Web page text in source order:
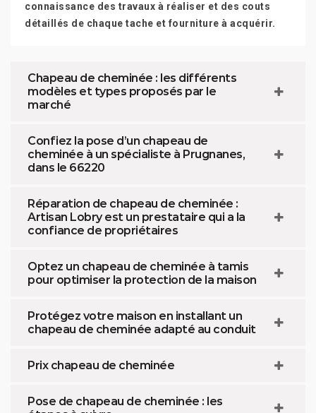
connaissance des travaux à réaliser et des couts
détaillés de chaque tache et fourniture à acquérir.
Chapeau de cheminée : les différents
modèles et types proposés par le
marché
Confiez la pose d’un chapeau de
cheminée à un spécialiste à Prugnanes,
dans le 66220
Réparation de chapeau de cheminée :
Artisan Lobry est un prestataire qui a la
confiance de propriétaires
Optez un chapeau de cheminée à tamis
pour optimiser la protection de la maison
Protégez votre maison en installant un
chapeau de cheminée adapté au conduit
Prix chapeau de cheminée
Pose de chapeau de cheminée : les